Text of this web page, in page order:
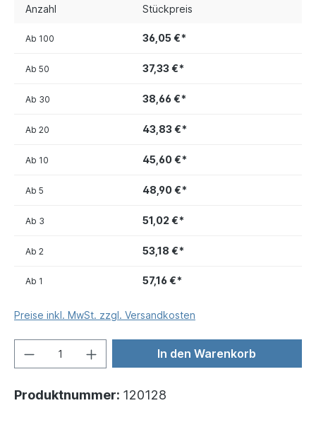
Anzahl Stückpreis
Ab 1 57,16 €*
Ab 2 53,18 €*
Ab 3 51,02 €*
Ab 5 48,90 €*
Ab 10 45,60 €*
Ab 20 43,83 €*
Ab 30 38,66 €*
Ab 50 37,33 €*
Ab 100 36,05 €*
Preise inkl. MwSt. zzgl. Versandkosten
In den Warenkorb
Produktnummer: 120128